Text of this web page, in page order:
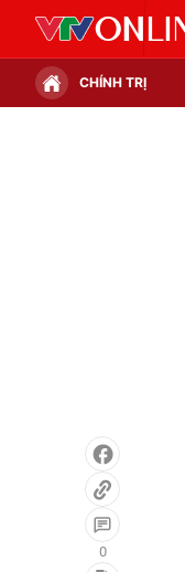
CHÍNH TRỊ
0